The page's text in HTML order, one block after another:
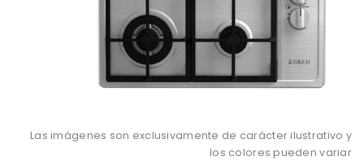
Las imágenes son exclusivamente de carácter ilustrativo y
los colores pueden variar